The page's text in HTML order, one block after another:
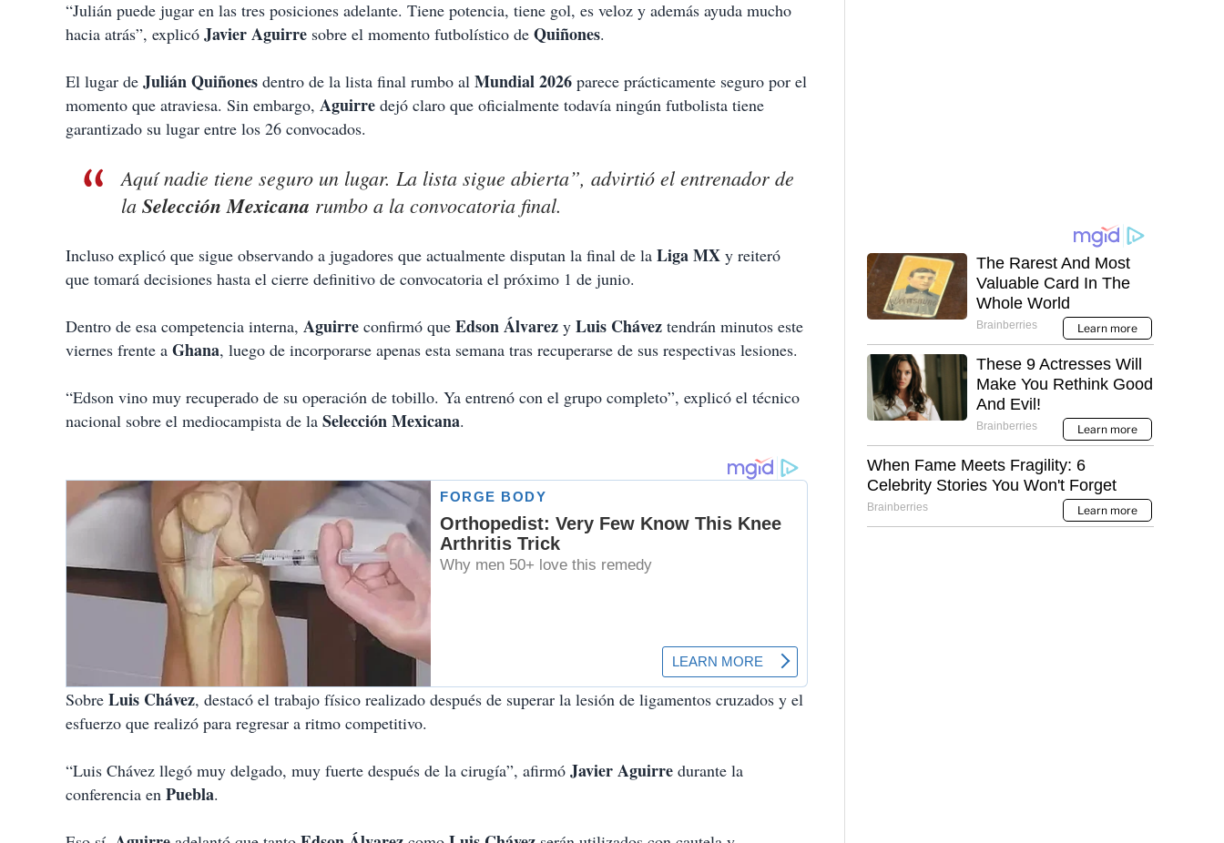
“Julián puede jugar en las tres posiciones adelante. Tiene potencia, tiene gol, es veloz y además ayuda mucho
hacia atrás”, explicó Javier Aguirre sobre el momento futbolístico de Quiñones.
El lugar de Julián Quiñones dentro de la lista final rumbo al Mundial 2026 parece prácticamente seguro por el
momento que atraviesa. Sin embargo, Aguirre dejó claro que oficialmente todavía ningún futbolista tiene
garantizado su lugar entre los 26 convocados.
Aquí nadie tiene seguro un lugar. La lista sigue abierta”, advirtió el entrenador de
la Selección Mexicana rumbo a la convocatoria final.
Incluso explicó que sigue observando a jugadores que actualmente disputan la final de la Liga MX y reiteró
que tomará decisiones hasta el cierre definitivo de convocatoria el próximo 1 de junio.
Dentro de esa competencia interna, Aguirre confirmó que Edson Álvarez y Luis Chávez tendrán minutos este
viernes frente a Ghana, luego de incorporarse apenas esta semana tras recuperarse de sus respectivas lesiones.
“Edson vino muy recuperado de su operación de tobillo. Ya entrenó con el grupo completo”, explicó el técnico
nacional sobre el mediocampista de la Selección Mexicana.
Sobre Luis Chávez, destacó el trabajo físico realizado después de superar la lesión de ligamentos cruzados y el
esfuerzo que realizó para regresar a ritmo competitivo.
“Luis Chávez llegó muy delgado, muy fuerte después de la cirugía”, afirmó Javier Aguirre durante la
conferencia en Puebla.